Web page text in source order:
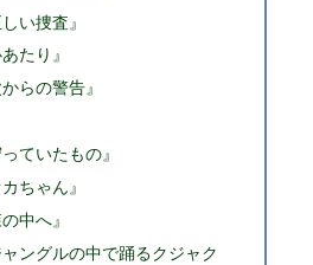
い捜査』
たり』
らの警告』
ていたもの』
ちゃん』
中へ』
ングルの中で踊るクジャク